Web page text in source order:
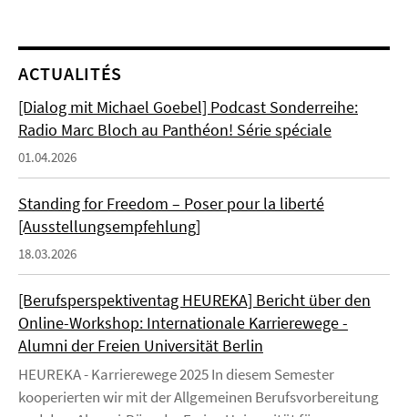
ACTUALITÉS
[Dialog mit Michael Goebel] Podcast Sonderreihe:
Radio Marc Bloch au Panthéon! Série spéciale
01.04.2026
Standing for Freedom – Poser pour la liberté
[Ausstellungsempfehlung]
18.03.2026
[Berufsperspektiventag HEUREKA] Bericht über den
Online-Workshop: Internationale Karrierewege -
Alumni der Freien Universität Berlin
HEUREKA - Karrierewege 2025 In diesem Semester
kooperierten wir mit der Allgemeinen Berufsvorbereitung